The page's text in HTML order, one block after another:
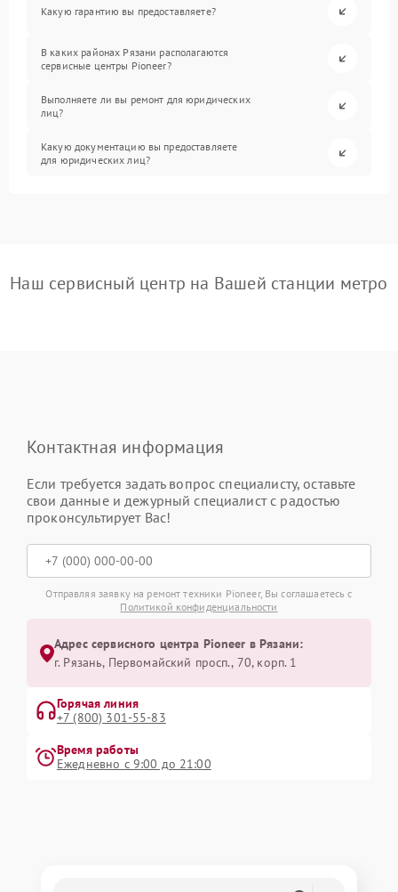
Какую гарантию вы предоставляете?
В каких районах Рязани располагаются
сервисные центры Pioneer?
Выполняете ли вы ремонт для юридических
лиц?
Какую документацию вы предоставляете
для юридических лиц?
Наш сервисный центр на Вашей станции метро
Контактная информация
Если требуется задать вопрос специалисту, оставьте
свои данные и дежурный специалист с радостью
проконсультирует Вас!
Отправляя заявку на ремонт техники Pioneer, Вы соглашаетесь с
Политикой конфиденциальности
Адрес сервисного центра Pioneer в Рязани:
г. Рязань, Первомайский просп., 70, корп. 1
Горячая линия
+7 (800) 301-55-83
Время работы
Ежедневно с 9:00 до 21:00